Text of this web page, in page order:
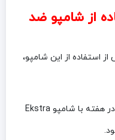
از شامپو ضد
استفاده از این شامپو،
: موها را 2-3 بار در هفته با شامپو Ekstra